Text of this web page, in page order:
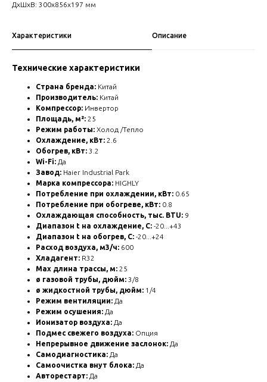
ДxШxВ: 300x856x197 мм
Характеристики Описание
Технические характеристики
Страна бренда: Китай
Производитель: Китай
Компрессор: Инвертор
Площадь, м²: 25
Режим работы: Холод /Тепло
Охлаждение, кВт: 2.6
Обогрев, кВт: 3.2
Wi-Fi: Да
Завод: Haier Industrial Park
Марка компрессора: HIGHLY
Потребление при охлаждении, кВт: 0.65
Потребление при обогреве, кВт: 0.8
Охлаждающая способность, тыс. BTU: 9
Диапазон t на охлаждение, С: -20...+43
Диапазон t на обогрев, С: -20...+24
Расход воздуха, м3/ч: 600
Хладагент: R32
Max длина трассы, м: 25
ø газовой трубы, дюйм: 3/8
ø жидкостной трубы, дюйм: 1/4
Режим вентиляции: Да
Режим осушения: Да
Ионизатор воздуха: Да
Подмес свежего воздуха: Опция
Непрерывное движение заслонок: Да
Самодиагностика: Да
Самоочистка внут блока: Да
Авторестарт: Да